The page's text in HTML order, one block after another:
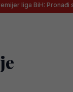
Pronađi specijale i